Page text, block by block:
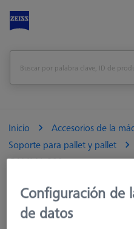
Inicio Accesorios de la
Soporte para pallet y pallet
GAMMA 800 con soporte
visión de conjunto
Configuración de
de datos